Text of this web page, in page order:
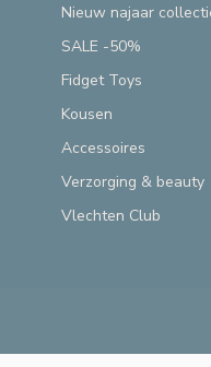
Nieuw najaar
SALE -50%
Fidget Toys
Kousen
Accessoires
Verzorging & beauty
Vlechten Club